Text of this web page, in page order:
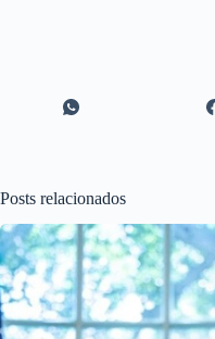
Posts relacionados